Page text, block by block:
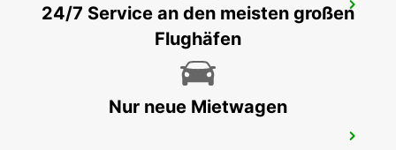
STOCKHOLM AUDI KISTA
24/7 Service an den meisten großen
Flughäfen
Nur neue Mietwagen